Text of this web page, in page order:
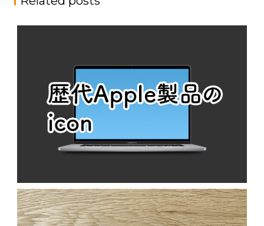
歴代APPLE製品のICON
N MacOS